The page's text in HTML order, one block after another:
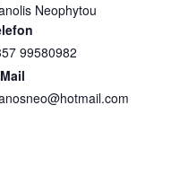
Neophytou
99580982